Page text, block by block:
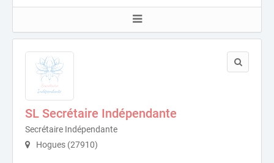
SL Secrétaire Indépendante
Secrétaire Indépendante
Hogues (27910)